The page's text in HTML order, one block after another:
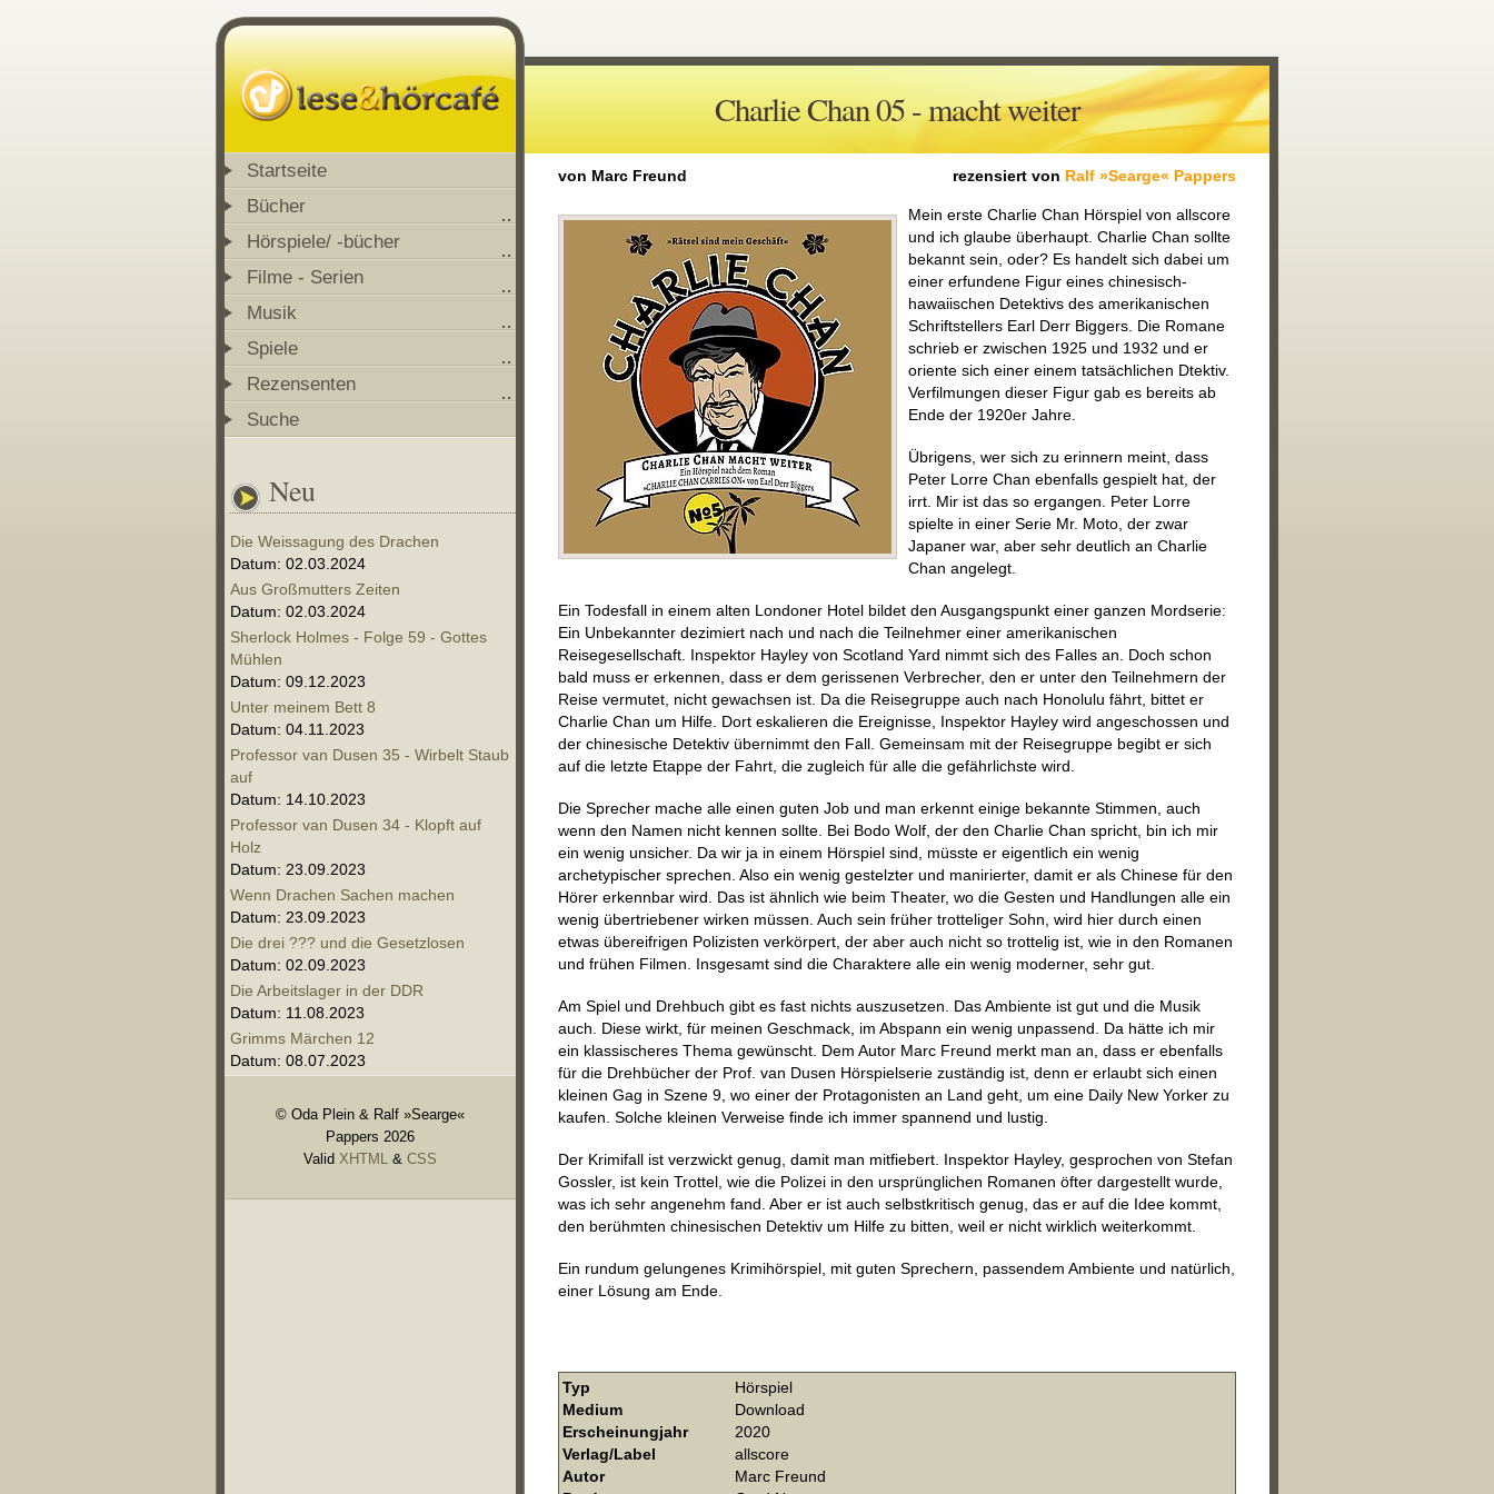
Startseite
Bücher
Hörspiele/ -bücher
Filme - Serien
Musik
Spiele
Rezensenten
Suche
Neu
Die Weissagung des Drachen
Datum: 02.03.2024
Aus Großmutters Zeiten
Datum: 02.03.2024
Sherlock Holmes - Folge 59 - Gottes
Mühlen
Datum: 09.12.2023
Unter meinem Bett 8
Datum: 04.11.2023
Professor van Dusen 35 - Wirbelt Staub
auf
Datum: 14.10.2023
Professor van Dusen 34 - Klopft auf
Holz
Datum: 23.09.2023
Wenn Drachen Sachen machen
Datum: 23.09.2023
Die drei ??? und die Gesetzlosen
Datum: 02.09.2023
Die Arbeitslager in der DDR
Datum: 11.08.2023
Grimms Märchen 12
Datum: 08.07.2023
© Oda Plein & Ralf »Searge«
Pappers 2026
Valid XHTML & CSS
Charlie Chan 05 - macht weiter
von Marc Freund rezensiert von Ralf »Searge« Pappers
Mein erste Charlie Chan Hörspiel von allscore
und ich glaube überhaupt. Charlie Chan sollte
bekannt sein, oder? Es handelt sich dabei um
einer erfundene Figur eines chinesisch-
hawaiischen Detektivs des amerikanischen
Schriftstellers Earl Derr Biggers. Die Romane
schrieb er zwischen 1925 und 1932 und er
oriente sich einer einem tatsächlichen Dtektiv.
Verfilmungen dieser Figur gab es bereits ab
Ende der 1920er Jahre.
Übrigens, wer sich zu erinnern meint, dass
Peter Lorre Chan ebenfalls gespielt hat, der
irrt. Mir ist das so ergangen. Peter Lorre
spielte in einer Serie Mr. Moto, der zwar
Japaner war, aber sehr deutlich an Charlie
Chan angelegt.
Ein Todesfall in einem alten Londoner Hotel bildet den Ausgangspunkt einer ganzen Mordserie:
Ein Unbekannter dezimiert nach und nach die Teilnehmer einer amerikanischen
Reisegesellschaft. Inspektor Hayley von Scotland Yard nimmt sich des Falles an. Doch schon
bald muss er erkennen, dass er dem gerissenen Verbrecher, den er unter den Teilnehmern der
Reise vermutet, nicht gewachsen ist. Da die Reisegruppe auch nach Honolulu fährt, bittet er
Charlie Chan um Hilfe. Dort eskalieren die Ereignisse, Inspektor Hayley wird angeschossen und
der chinesische Detektiv übernimmt den Fall. Gemeinsam mit der Reisegruppe begibt er sich
auf die letzte Etappe der Fahrt, die zugleich für alle die gefährlichste wird.
Die Sprecher mache alle einen guten Job und man erkennt einige bekannte Stimmen, auch
wenn den Namen nicht kennen sollte. Bei Bodo Wolf, der den Charlie Chan spricht, bin ich mir
ein wenig unsicher. Da wir ja in einem Hörspiel sind, müsste er eigentlich ein wenig
archetypischer sprechen. Also ein wenig gestelzter und manirierter, damit er als Chinese für den
Hörer erkennbar wird. Das ist ähnlich wie beim Theater, wo die Gesten und Handlungen alle ein
wenig übertriebener wirken müssen. Auch sein früher trotteliger Sohn, wird hier durch einen
etwas übereifrigen Polizisten verkörpert, der aber auch nicht so trottelig ist, wie in den Romanen
und frühen Filmen. Insgesamt sind die Charaktere alle ein wenig moderner, sehr gut.
Am Spiel und Drehbuch gibt es fast nichts auszusetzen. Das Ambiente ist gut und die Musik
auch. Diese wirkt, für meinen Geschmack, im Abspann ein wenig unpassend. Da hätte ich mir
ein klassischeres Thema gewünscht. Dem Autor Marc Freund merkt man an, dass er ebenfalls
für die Drehbücher der Prof. van Dusen Hörspielserie zuständig ist, denn er erlaubt sich einen
kleinen Gag in Szene 9, wo einer der Protagonisten an Land geht, um eine Daily New Yorker zu
kaufen. Solche kleinen Verweise finde ich immer spannend und lustig.
Der Krimifall ist verzwickt genug, damit man mitfiebert. Inspektor Hayley, gesprochen von Stefan
Gossler, ist kein Trottel, wie die Polizei in den ursprünglichen Romanen öfter dargestellt wurde,
was ich sehr angenehm fand. Aber er ist auch selbstkritisch genug, das er auf die Idee kommt,
den berühmten chinesischen Detektiv um Hilfe zu bitten, weil er nicht wirklich weiterkommt.
Ein rundum gelungenes Krimihörspiel, mit guten Sprechern, passendem Ambiente und natürlich,
einer Lösung am Ende.
Typ
Hörspiel
Medium
Download
Erscheinungjahr
2020
Verlag/Label
allscore
Autor
Marc Freund